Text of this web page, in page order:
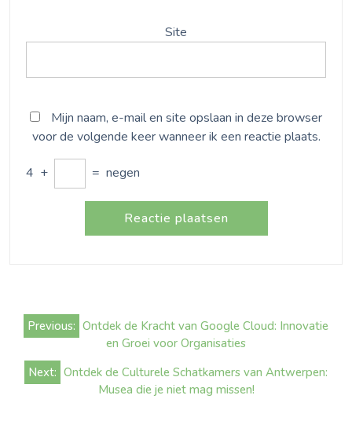
Site
Mijn naam, e-mail en site opslaan in deze browser
voor de volgende keer wanneer ik een reactie plaats.
4 + = negen
Bericht
navigatie
Previous: Ontdek de Kracht van Google Cloud: Innovatie
en Groei voor Organisaties
Next: Ontdek de Culturele Schatkamers van Antwerpen:
Musea die je niet mag missen!